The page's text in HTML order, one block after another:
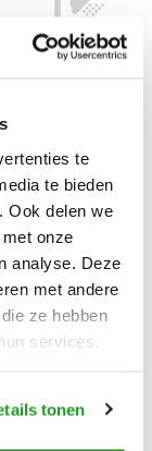
te
te bieden
Ook delen we
onze
analyse. Deze
met andere
ze hebben
services.
tonen
1 badkamer
en zonder inkijk!
het centrum van
alles wat je
het tram-
Een